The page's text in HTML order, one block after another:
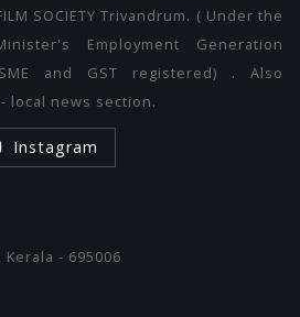
SOCIETY Trivandrum. ( Under the
Employment Generation
and GST registered) . Also
local news section.
Instagram
- 695006